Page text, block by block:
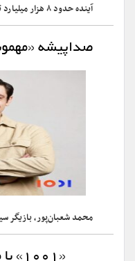
آینده حدود ۸ هزار میلیارد تومان برآورد شده است.
صداپیشه «مهمونی» به
محمد شعبان‌پور، بازیگر سینما و
«۱۰۰۱» با محسن کیایی می‌آید